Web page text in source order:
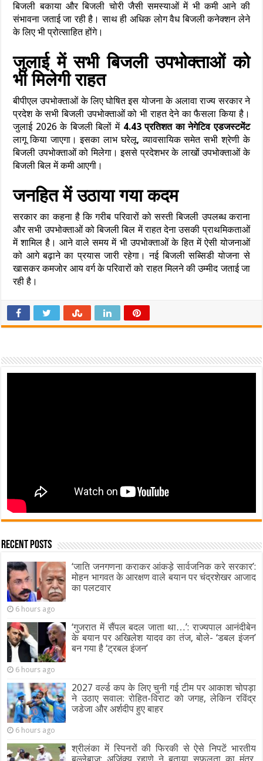
बिजली बकाया और बिजली चोरी जैसी समस्याओं में भी कमी आने की
संभावना जताई जा रही है। साथ ही अधिक लोग वैध बिजली कनेक्शन लेने
के लिए भी प्रोत्साहित होंगे।
जुलाई में सभी बिजली उपभोक्ताओं को
भी मिलेगी राहत
बीपीएल उपभोक्ताओं के लिए घोषित इस योजना के अलावा राज्य सरकार ने
प्रदेश के सभी बिजली उपभोक्ताओं को भी राहत देने का फैसला किया है।
जुलाई 2026 के बिजली बिलों में 4.43 प्रतिशत का नेगेटिव एडजस्टमेंट
लागू किया जाएगा। इसका लाभ घरेलू, व्यावसायिक समेत सभी श्रेणी के
बिजली उपभोक्ताओं को मिलेगा। इससे प्रदेशभर के लाखों उपभोक्ताओं के
बिजली बिल में कमी आएगी।
जनहित में उठाया गया कदम
सरकार का कहना है कि गरीब परिवारों को सस्ती बिजली उपलब्ध कराना
और सभी उपभोक्ताओं को बिजली बिल में राहत देना उसकी प्राथमिकताओं
में शामिल है। आने वाले समय में भी उपभोक्ताओं के हित में ऐसी योजनाओं
को आगे बढ़ाने का प्रयास जारी रहेगा। नई बिजली सब्सिडी योजना से
खासकर कमजोर आय वर्ग के परिवारों को राहत मिलने की उम्मीद जताई जा
रही है।
Recent Posts
‘जाति जनगणना कराकर आंकड़े सार्वजनिक करे सरकार’:
मोहन भागवत के आरक्षण वाले बयान पर चंद्रशेखर आजाद
का पलटवार
6 hours ago
‘गुजरात में सैंपल बदल जाता था…’: राज्यपाल आनंदीबेन
के बयान पर अखिलेश यादव का तंज, बोले- ‘डबल इंजन’
बन गया है ‘ट्रबल इंजन’
6 hours ago
2027 वर्ल्ड कप के लिए चुनी गई टीम पर आकाश चोपड़ा
ने उठाए सवाल: रोहित-विराट को जगह, लेकिन रविंद्र
जडेजा और अर्शदीप हुए बाहर
6 hours ago
श्रीलंका में स्पिनरों की फिरकी से ऐसे निपटें भारतीय